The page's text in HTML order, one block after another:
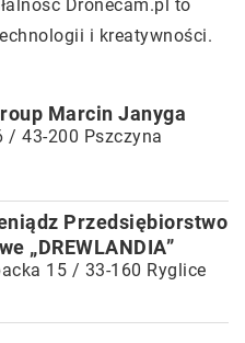
Dronecam.pl to
i kreatywności.
Marcin Janyga
/ 43-200 Pszczyna
Przedsiębiorstwo
„DREWLANDIA”
15 / 33-160 Ryglice